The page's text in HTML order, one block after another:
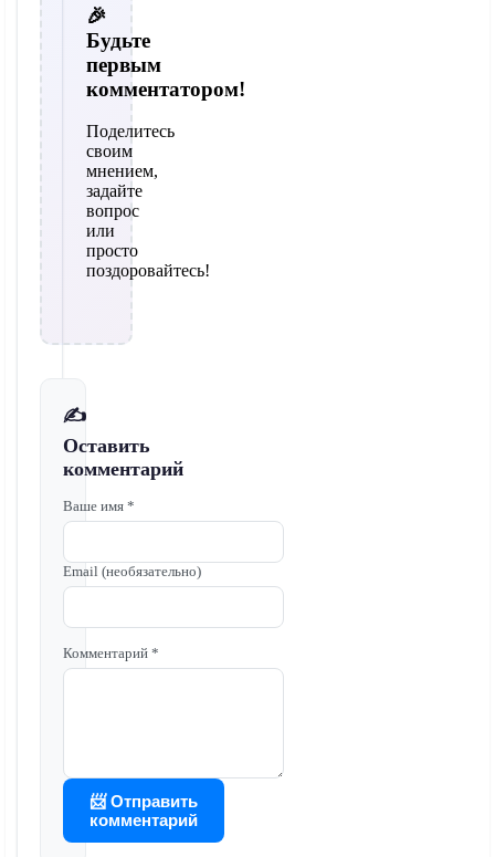
🎉
Будьте
первым
комментатором!
Поделитесь
своим
мнением,
задайте
вопрос
или
просто
поздоровайтесь!
✍️
Оставить
комментарий
Ваше имя *
Email (необязательно)
Комментарий *
📨 Отправить
комментарий